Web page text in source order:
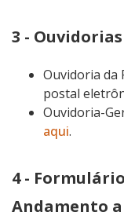
3 - Ouvidorias
Ouvidoria da
postal
Ouvidoria-
aqui.
4 -
Andamento